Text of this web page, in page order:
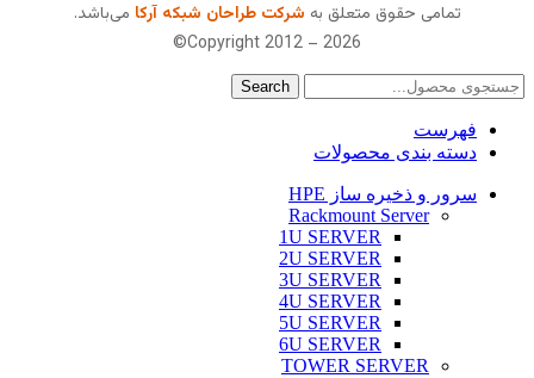
تمامی حقوق متعلق به شرکت طراحان شبکه آرکا می‌باشد.
Copyright 2012 – 2026©
Search
فهرست
دسته بندی محصولات
سرور و ذخیره ساز HPE
Rackmount Server
1U SERVER
2U SERVER
3U SERVER
4U SERVER
5U SERVER
6U SERVER
TOWER SERVER